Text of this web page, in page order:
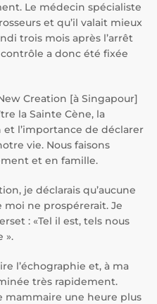
Le médecin spécialiste
et qu’il valait mieux
trois mois après l’arrêt
a donc été fixée
Creation [à Singapour]
la Sainte Cène, la
et l’importance de déclarer
vie. Nous faisons
et en famille.
je déclarais qu’aucune
ne prospérerait. Je
: «Tel il est, tels nous
».
l’échographie et, à ma
très rapidement.
mammaire une heure plus